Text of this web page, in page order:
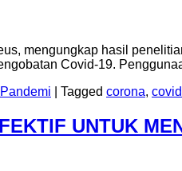
mengungkap hasil
Covid-19.
Tagged corona,
UNTUK